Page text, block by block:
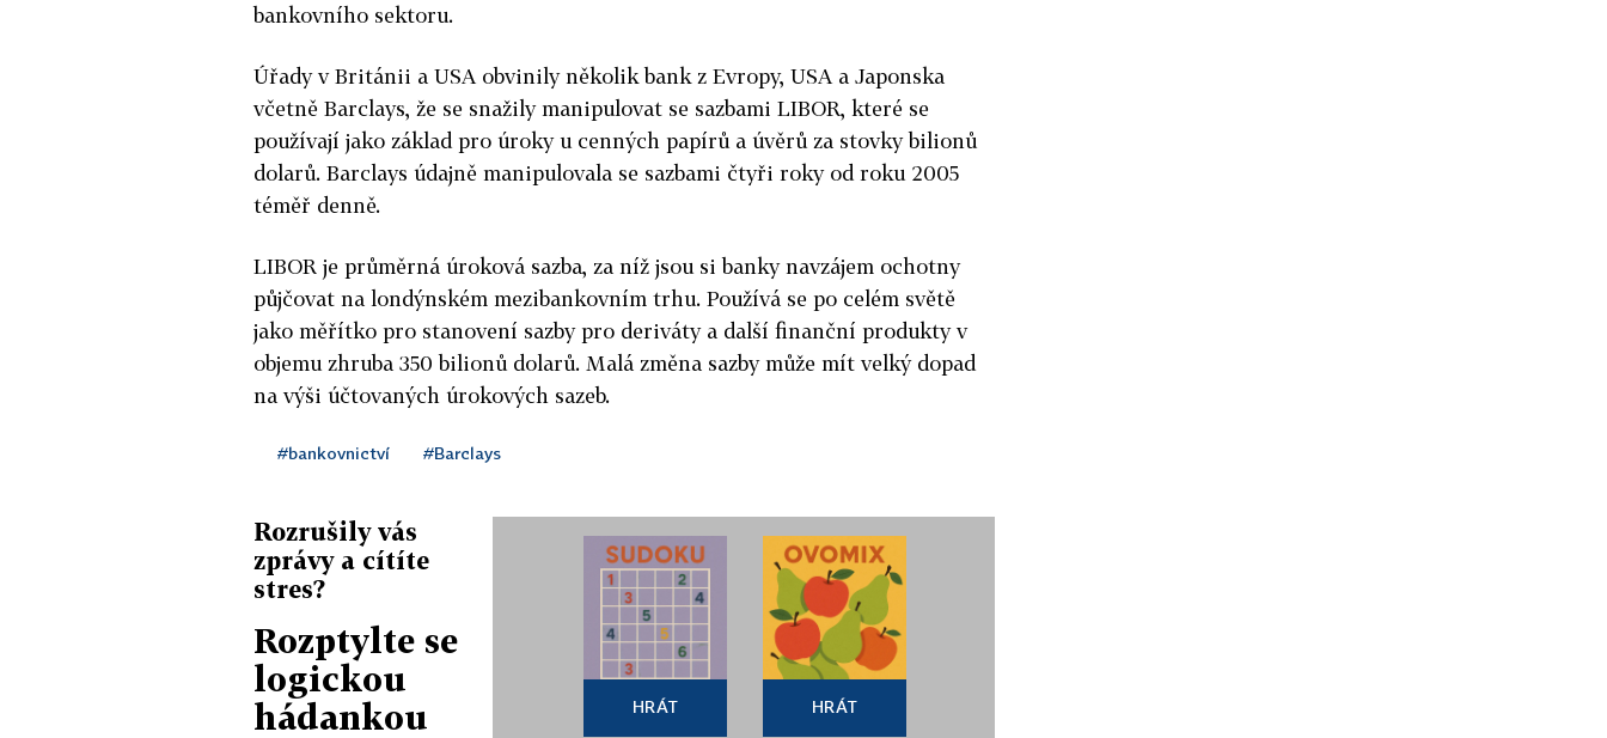
bankovního sektoru.
Úřady v Británii a USA obvinily několik bank z Evropy, USA a Japonska
včetně Barclays, že se snažily manipulovat se sazbami LIBOR, které se
používají jako základ pro úroky u cenných papírů a úvěrů za stovky bilionů
dolarů. Barclays údajně manipulovala se sazbami čtyři roky od roku 2005
téměř denně.
LIBOR je průměrná úroková sazba, za níž jsou si banky navzájem ochotny
půjčovat na londýnském mezibankovním trhu. Používá se po celém světě
jako měřítko pro stanovení sazby pro deriváty a další finanční produkty v
objemu zhruba 350 bilionů dolarů. Malá změna sazby může mít velký dopad
na výši účtovaných úrokových sazeb.
#bankovnictví #Barclays
Rozrušily vás
zprávy a cítíte
stres?
Rozptylte se
logickou
hádankou
HRÁT HRÁT